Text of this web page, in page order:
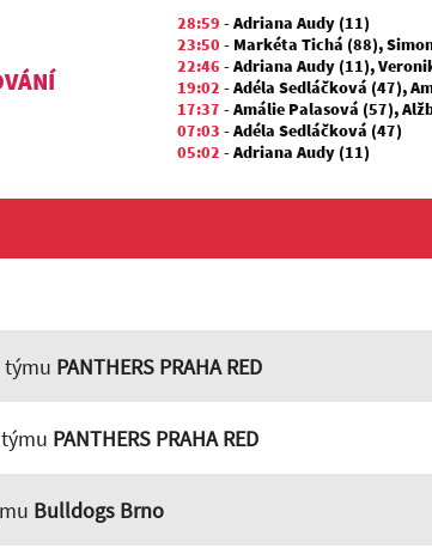
28:59 -Adriana Audy (11)
23:50 - Markéta Tichá (88),
22:46 -Adriana Audy (11),
19:02 -Adéla Sedláčková (47),
17:37 -Amálie Palasová (57),
07:03 -Adéla Sedláčková (47)
05:02 -Adriana Audy (11)
týmu PANTHERS PRAHA RED
PANTHERS PRAHA RED
Bulldogs Brno